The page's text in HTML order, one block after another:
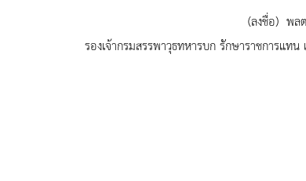
(ลงชื่อ)
รองเจ้ากรมสรรพาวุธทหารบก รักษาราชก